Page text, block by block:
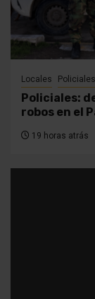
Locales Policiales
Policiales:
robos en el
19 horas atrás